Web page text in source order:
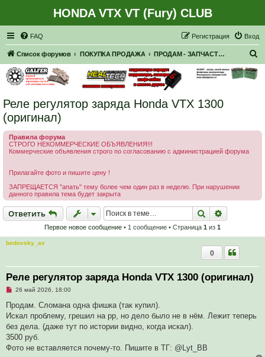
HONDA VTX VT (Fury) CLUB
FAQ Вход
Регистрация
Список форумов ПОКУПКА ПРОДАЖА ПРОДАМ - ЗАПЧАСТИ, НАВЕСНОЕ
Реле регулятор заряда Honda VTX 1300
(оригинал)
Правила форума
СТРОГО НЕКОММЕРЧЕСКИЕ ОБЪЯВЛЕНИЯ!!!
Коммерческие объявления строго по согласованию с администрацией форума
Прилагайте фото и пишите цену !
ЗАПРЕЩАЕТСЯ "апать" тему более чем один раз в неделю. При нарушении
данного правила тема будет закрыта
Ответить
Ответить Поиск
Первое новое сообщение • 1 сообщение • Страница 1 из 1
bedovsky_av
Реле регулятор заряда Honda VTX 1300 (оригинал)
0
Н
п
о
ч
т
а
26 май 2026, 18:00
Продам. Сломана одна фишка (так купил).
Искал проблему, грешил на рр, но дело было не в нём. Лежит теперь
без дела. (даже тут по истории видно, когда искал).
3500 руб.
Фото не вставляется почему-то. Пишите в ТГ: @Lyt_BB